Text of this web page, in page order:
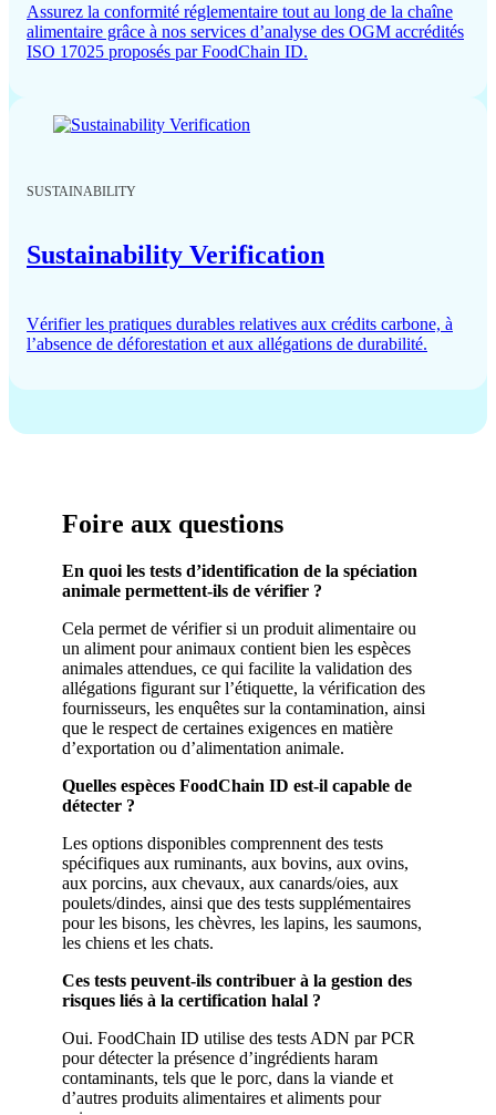
Assurez la conformité réglementaire tout au long de la chaîne
alimentaire grâce à nos services d’analyse des OGM accrédités
ISO 17025 proposés par FoodChain ID.
SUSTAINABILITY
Sustainability Verification
Vérifier les pratiques durables relatives aux crédits carbone, à
l’absence de déforestation et aux allégations de durabilité.
Foire aux questions
En quoi les tests d’identification de la spéciation
animale permettent-ils de vérifier ?
Cela permet de vérifier si un produit alimentaire ou
un aliment pour animaux contient bien les espèces
animales attendues, ce qui facilite la validation des
allégations figurant sur l’étiquette, la vérification des
fournisseurs, les enquêtes sur la contamination, ainsi
que le respect de certaines exigences en matière
d’exportation ou d’alimentation animale.
Quelles espèces FoodChain ID est-il capable de
détecter ?
Les options disponibles comprennent des tests
spécifiques aux ruminants, aux bovins, aux ovins,
aux porcins, aux chevaux, aux canards/oies, aux
poulets/dindes, ainsi que des tests supplémentaires
pour les bisons, les chèvres, les lapins, les saumons,
les chiens et les chats.
Ces tests peuvent-ils contribuer à la gestion des
risques liés à la certification halal ?
Oui. FoodChain ID utilise des tests ADN par PCR
pour détecter la présence d’ingrédients haram
contaminants, tels que le porc, dans la viande et
d’autres produits alimentaires et aliments pour